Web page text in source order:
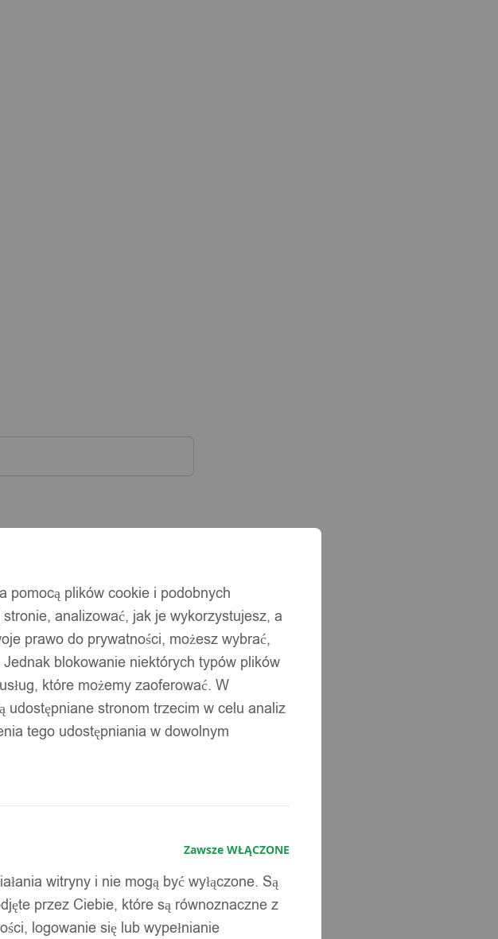
pomocą plików cookie i podobnych
analizować, jak je wykorzystujesz, a
prawo do prywatności, możesz wybrać,
blokowanie niektórych typów plików
które możemy zaoferować. W
stronom trzecim w celu analiz
tego udostępniania w dowolnym
Zawsze WŁĄCZONE
witryny i nie mogą być wyłączone. Są
przez Ciebie, które są równoznaczne z
logowanie się lub wypełnianie